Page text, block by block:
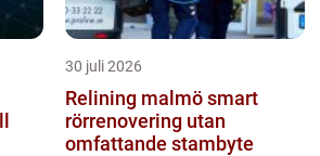
30 juli 2026
Relining malmö smart
rörrenovering utan
omfattande stambyte